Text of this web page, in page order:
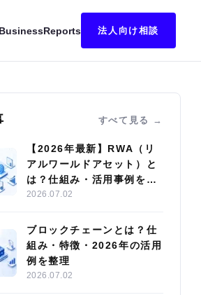
BusinessReports 法人向け相談
すべて見る
【2026年最新】RWA（リ
アルワールドアセット）と
は？仕組み・活用事例を解
説
2026.07.02
ブロックチェーンとは？仕
組み・特徴・2026年の活用
例を整理
2026.07.02